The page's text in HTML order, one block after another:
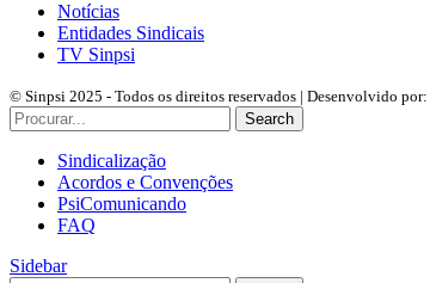
Notícias
Entidades Sindicais
TV Sinpsi
© Sinpsi 2025 - Todos os direitos reservados | Desenvolvido por:
Search
Sindicalização
Acordos e Convenções
PsiComunicando
FAQ
Sidebar